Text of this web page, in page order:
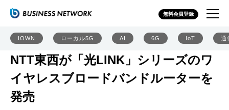
無料会員登録
IOWN ローカル5G AI 6G IoT 通
NTT東西が「光LINK」シリーズのワ
イヤレスブロードバンドルーターを
発売